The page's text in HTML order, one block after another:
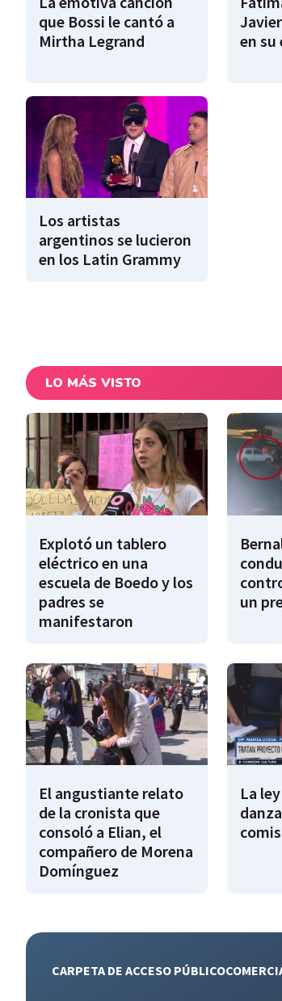
que Bossi le cantó a
Mirtha Legrand
en su
Los artistas
argentinos se lucieron
en los Latin Grammy
LO MÁS VISTO
Explotó un tablero
eléctrico en una
escuela de Boedo y los
padres se
manifestaron
un
El angustiante relato
de la cronista que
consoló a Elian, el
compañero de Morena
Domínguez
La
CARPETA DE ACCESO PÚBLICO